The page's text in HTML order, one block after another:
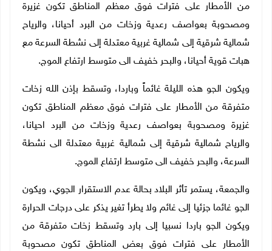
من الأمطار على فترات فوق معظم المناطق تكون غزيرة
ومصحوبة بعواصف رعدية وزخات من البرد أحيانا، والرياح
شمالية شرقية إلى شمالية غربية معتدلة إلى نشطة السرعة مع
هبات قوية أحيانا، والبحر خفيف الى متوسط ارتفاع الموج.
ويكون الجو هذه الليلة غائماً وباردا، وتسقط بإذن الله زخات
متفرقة من الأمطار على فترات فوق معظم المناطق تكون
غزيرة ومصحوبة بعواصف رعدية وزخات من البرد احيانا،
والرياح شمالية شرقية إلى شمالية غربية معتدلة الى نشطة
السرعة، والبحر خفيف الى متوسط ارتفاع الموج.
والجمعة، يستمر تأثر البلاد بحالة عدم الاستقرار الجوي، ويكون
الجو غائما جزئيا إلى غائم ولا يطرأ تغير يذكر على درجات الحرارة
ويكون الجو باردا نسبيا إلى بارد وتسقط زخات متفرقة من
الأمطار على فترات فوق بعض المناطق تكون مصحوبة